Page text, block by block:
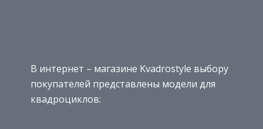
В интернет – магазине Kvadrostyle выбору
покупателей представлены модели для
квадроциклов: